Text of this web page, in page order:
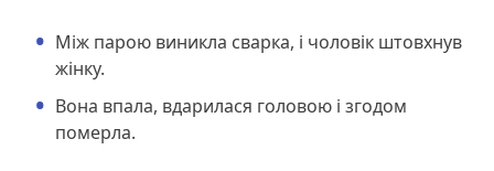
Між парою виникла сварка, і чоловік штовхнув
жінку.
Вона впала, вдарилася головою і згодом
померла.